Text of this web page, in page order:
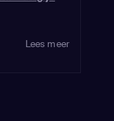
Lees meer